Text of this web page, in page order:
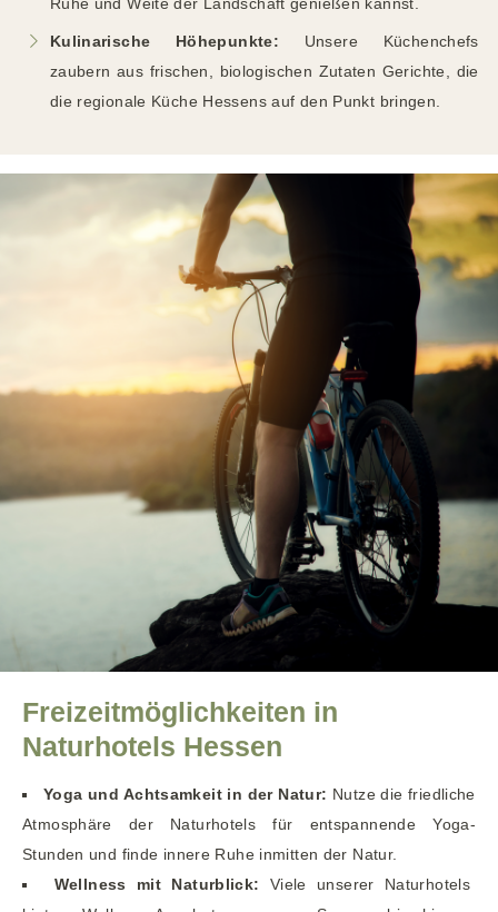
Ruhe und Weite der Landschaft genießen kannst.
Kulinarische Höhepunkte: Unsere Küchenchefs
zaubern aus frischen, biologischen Zutaten Gerichte, die
die regionale Küche Hessens auf den Punkt bringen.
Freizeitmöglichkeiten in
Naturhotels Hessen
Yoga und Achtsamkeit in der Natur: Nutze die friedliche
Atmosphäre der Naturhotels für entspannende Yoga-
Stunden und finde innere Ruhe inmitten der Natur.
Wellness mit Naturblick:
Viele unserer Naturhotels